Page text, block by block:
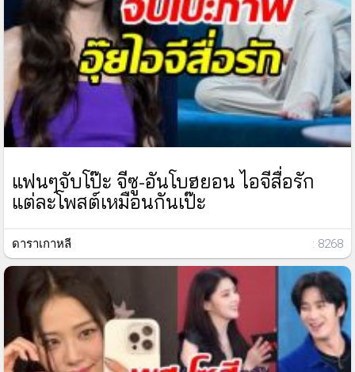
แฟนๆจับโป๊ะ จีซู-อันโบฮยอน ไอจีสื่อรัก
แต่ละโพสต์เหมือนกันเป๊ะ
ดาราเกาหลี : 8268